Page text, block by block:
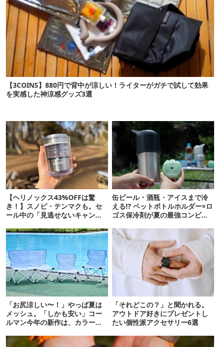
【3COINS】880円で背中が涼しい！ライターがガチで試して効果
を実感した神涼感グッズ3選
【ヘリノックス43%OFFは驚
き！】スノピ・テンマクも。セ
ール中の「見逃せないキャンプ
缶ビール・酒瓶・アイスまで冷
える!? ペットボトルホルダー×ロ
ゴス保冷剤が夏の最強コンビだ
「お尻涼しい〜！」やっぱ夏は
メッシュ。「しかも安い」コー
ルマン今年の新作は、カラーも
「それどこの？」と聞かれる。
アウトドア好きにプレゼントし
たい個性派アクセサリー6選